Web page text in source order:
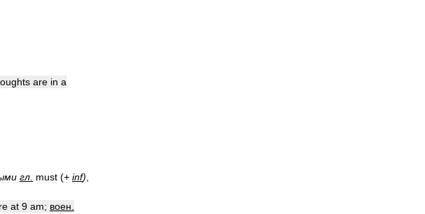
are in a
гл must (+ inf)
at 9 am; воен